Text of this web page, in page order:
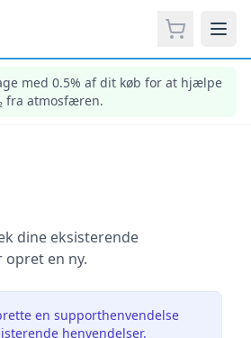
med 0.5% af dit køb for at hjælpe
fra atmosfæren.
dine eksisterende
opret en ny.
en supporthenvendelse
henvendelser.